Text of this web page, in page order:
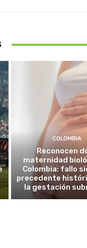
COLOMBIA
Reconocen
maternidad
Colombia: fallo
precedente
la gestación